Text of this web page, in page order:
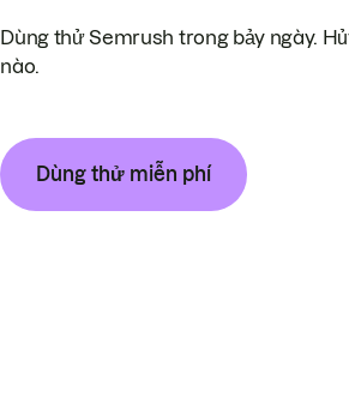
Dùng thử Semrush trong bảy ngày.
nào.
Dùng thử miễn phí